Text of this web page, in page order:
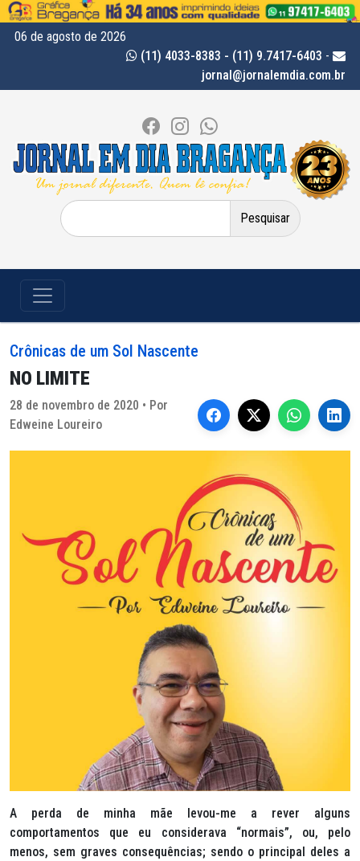
06 de agosto de 2026
(11) 4033-8383 - (11) 9.7417-6403 -
jornal@jornalemdia.com.br
Pesquisar
por:
Crônicas de um Sol Nascente
NO LIMITE
28 de novembro de 2020 • Por
Edweine Loureiro
A perda de minha mãe levou-me a rever alguns
comportamentos que eu considerava “normais”, ou, pelo
menos, sem graves consequências; sendo o principal deles a